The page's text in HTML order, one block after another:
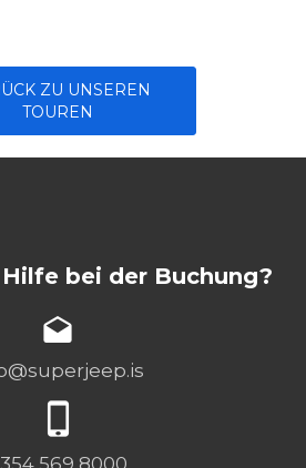
ZU UNSEREN
TOUREN
bei der Buchung?
569 8000